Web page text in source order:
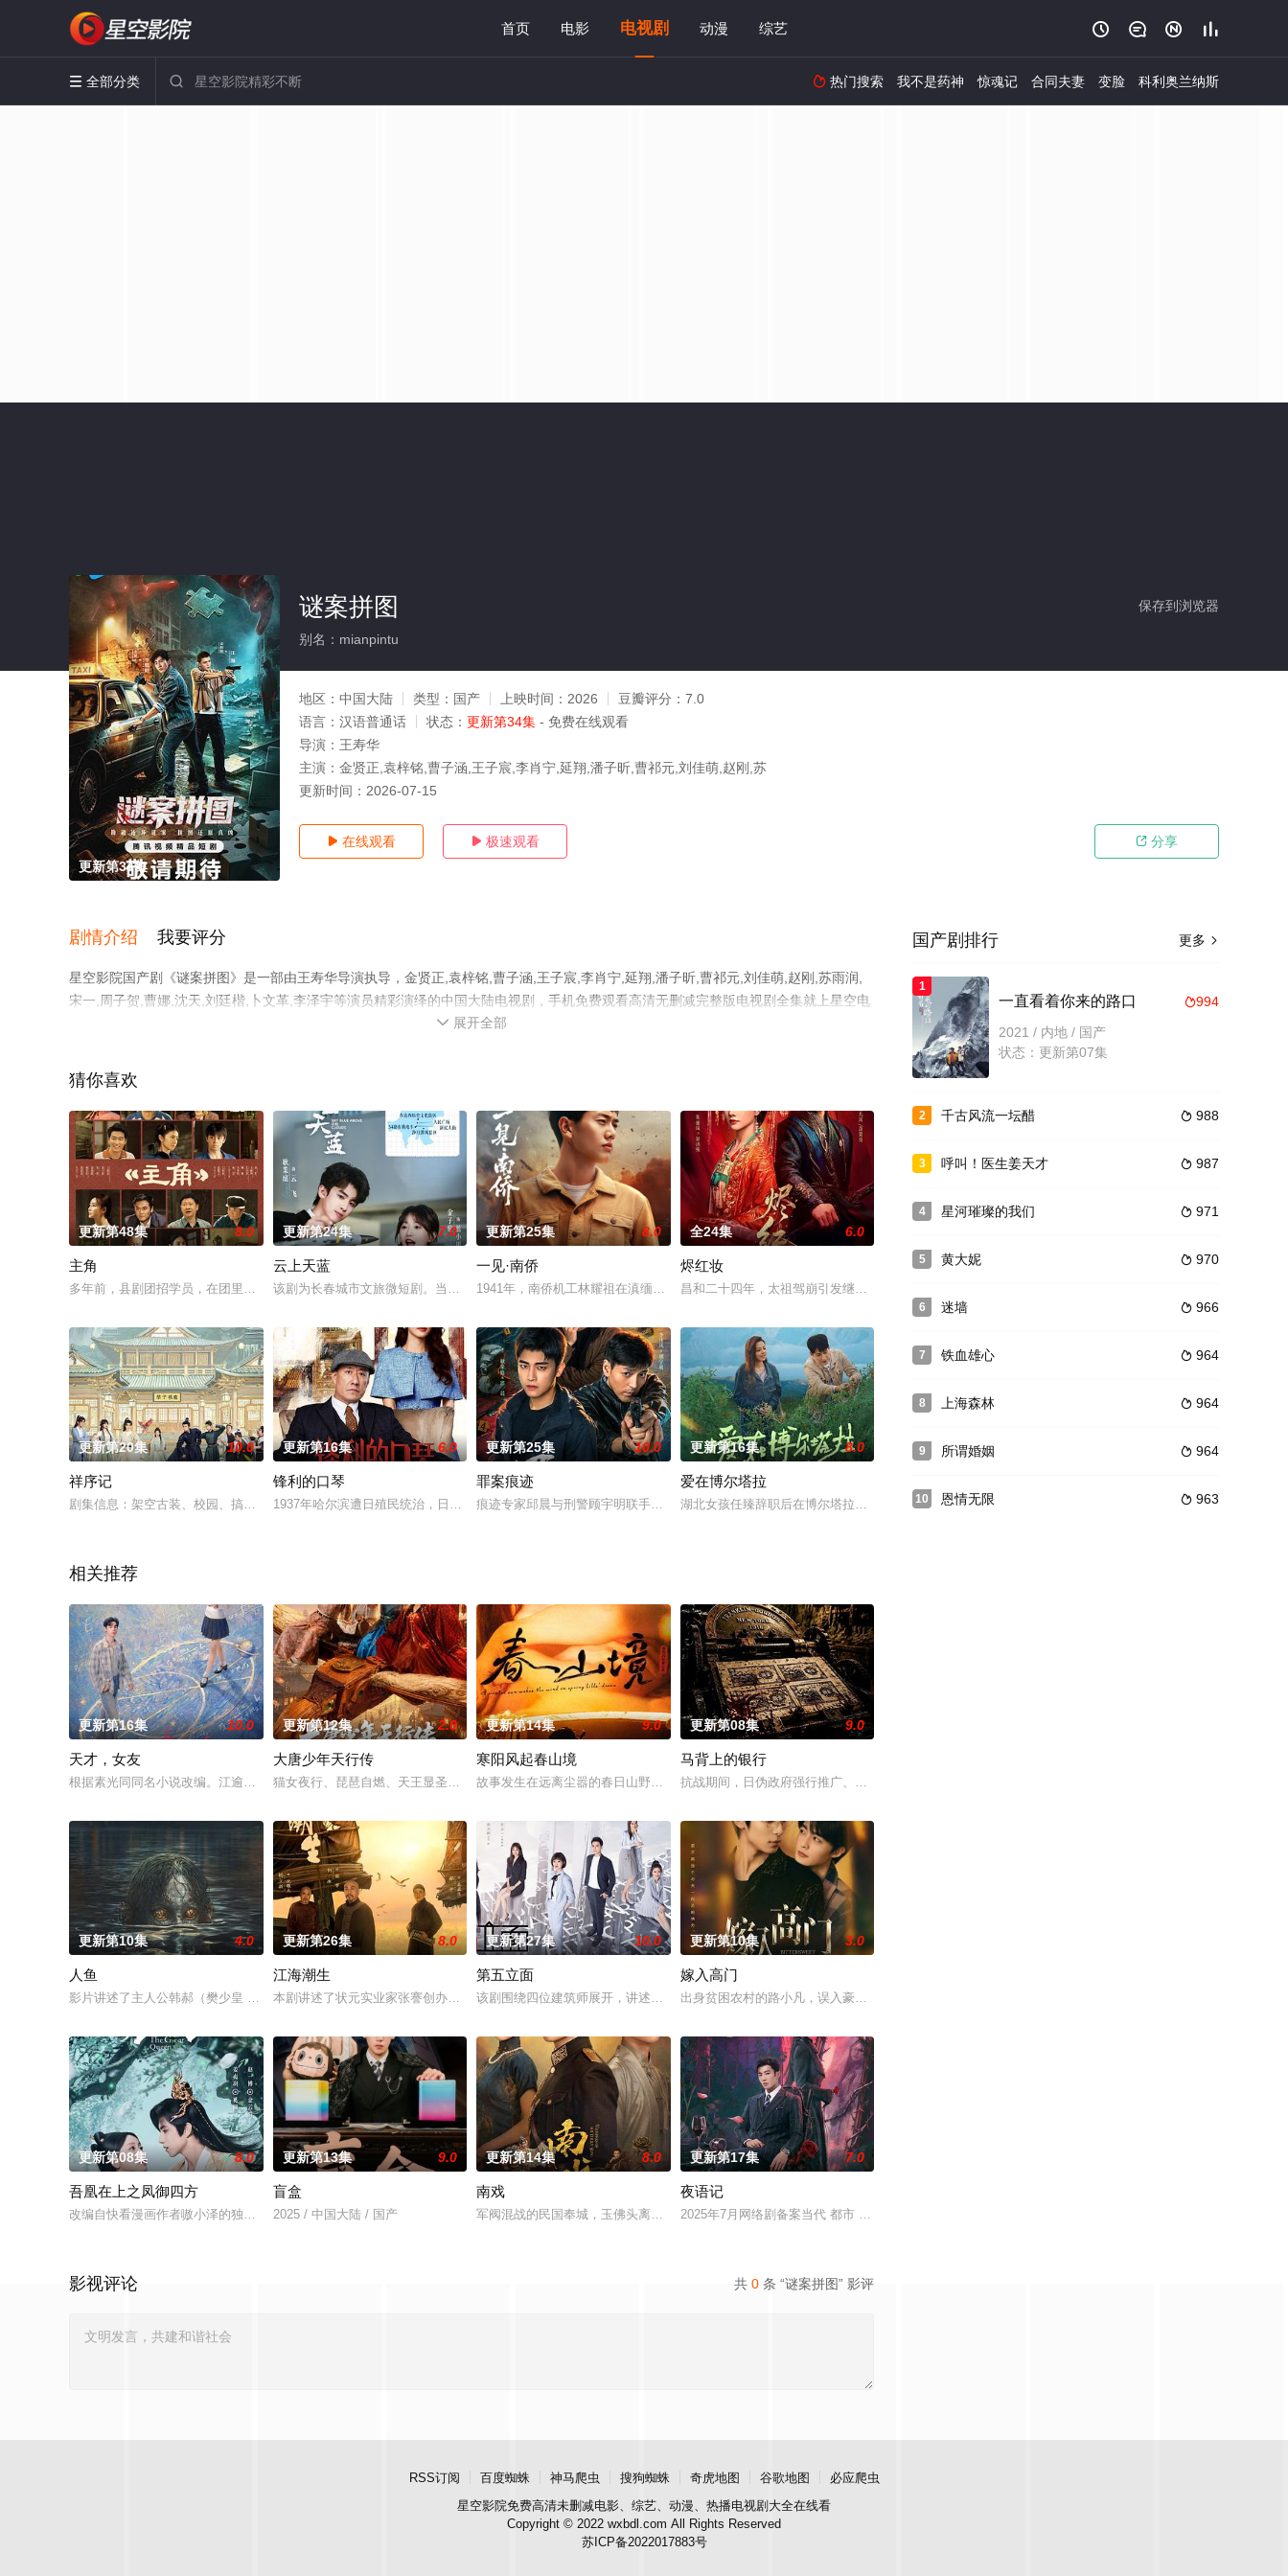
首页 电影 电视剧 动漫 综艺    
 全部分类   热门搜索 我不是药神 惊魂记 合同夫妻 变脸 科利奥兰纳斯
更新第34集
保存到浏览器
谜案拼图
别名：mianpintu
地区： 中国大陆 类型： 国产 上映时间： 2026 豆瓣评分： 7.0
语言： 汉语普通话 状态： 更新第34集 - 免费在线观看
导演： 王寿华
主演： 金贤正,袁梓铭,曹子涵,王子宸,李肖宁,延翔,潘子昕,曹祁元,刘佳萌,赵刚,苏
更新时间： 2026-07-15
 在线观看  极速观看  分享
剧情介绍 我要评分
星空影院国产剧《谜案拼图》是一部由王寿华导演执导，金贤正,袁梓铭,曹子涵,王子宸,李肖宁,延翔,潘子昕,曹祁元,刘佳萌,赵刚,苏雨润,
宋一,周子贺,曹娜,沈天,刘廷楷,卜文革,李泽宇等演员精彩演绎的中国大陆电视剧，手机免费观看高清无删减完整版电视剧全集就上星空电
影网，更多相关信息可移步至豆瓣电视剧、电视猫或剧情网等平台了解。
 展开全部
猜你喜欢
更新第48集 8.0
主角
多年前，县剧团招学员，在团里任司鼓的胡三元（张嘉益 饰）替外甥女报名，将年少的她改名易秦娥（刘浩存 饰）从家乡带出来学
更新第24集 7.0
云上天蓝
该剧为长春城市文旅微短剧。当年奇怪分手的蓝小川（金子璇 饰）与云飞（耿业庭 饰）在航空展重逢，却发现双方父母正在秘密黄
更新第25集 8.0
一见·南侨
1941年，南侨机工林耀祖在滇缅公路遇到日军轰炸，意外穿越至2025年的现代都市，他因与现代人不同的言行与家国执念引发
全24集 6.0
烬红妆
昌和二十四年，太祖驾崩引发继位之争。晏清殊遭人陷害被退婚，在家破人亡之际被萧景炎所救。二人结盟回
更新第20集 10.0
祥序记
剧集信息：架空古装、校园、搞笑剧集规格：12分钟/20集拍摄周期：20天播出平台：芒果tv出品方：芒果tv、大芒剧场联
更新第16集 6.0
锋利的口琴
1937年哈尔滨遭日殖民统治，日伪残酷围剿抗日力量。哈尔滨口琴社实为中共地下情报据点，秦娜带领社员以演奏为掩护，秘密传
更新第25集 10.0
罪案痕迹
痕迹专家邱晨与刑警顾宇明联手侦破五桩离奇案件，从丈夫离奇死亡到痕迹清道夫，揭开一桩桩人性悲剧。随着调查深入，邱晨惊觉所
更新第16集 8.0
爱在博尔塔拉
湖北女孩任臻辞职后在博尔塔拉散心，与基层干部焦力相遇。在共同的恩师尹长英的指引下，任臻决定帮助焦
相关推荐
更新第16集 10.0
天才，女友
根据素光同同名小说改编。江逾白长大以后，林知夏忽然对他说：“江逾白，我喜欢你，哲学和生物学意义上的喜欢。”那个夜晚，他
更新第12集 2.0
大唐少年天行传
猫女夜行、琵琶自燃、天王显圣、少年失踪......长安怪事扎堆？少年神探慕天行携竹马神探社成员横扫诡事，从市井少年到长
更新第14集 9.0
寒阳风起春山境
故事发生在远离尘嚣的春日山野，两个孤独的人因机缘巧合相遇。一人背负过往伤痕，避世居于深山；一人心怀迷茫，于旅途中误入这
更新第08集 9.0
马背上的银行
抗战期间，日伪政府强行推广、使用由“中国准备银行”发行的伪钞货币。根据党中央指示，高景波、徐邵梁、
更新第10集 4.0
人鱼
影片讲述了主人公韩郝（樊少皇 饰）为了营救意外被困秘密实验室的儿子，勇往直前与不明生物“人鱼”斗智斗勇，凭借着坚韧的信
更新第26集 8.0
江海潮生
本剧讲述了状元实业家张謇创办大生企业，实业报国的故事。甲午战争后，国家蒙羞，张謇虽高中状元，却渴望寻求强国之路。他毅然
更新第27集 10.0
第五立面
该剧围绕四位建筑师展开，讲述了他们在中意合作项目中面对专业挑战与境外竞争，通过创新实践实现本土设计理念突破的故事。
更新第10集 3.0
嫁入高门
出身贫困农村的路小凡，误入豪门，成为京城高官家族的入赘女婿。原以为这场婚姻能改变人生，却发现自己
更新第08集 8.0
吾凰在上之凤御四方
改编自快看漫画作者嗷小泽的独家连载漫画《吾凰在上》。现代少女奚圆（姜贞羽 饰）因意外踏入玄机界，继而卷入虎云国内乱的漩
更新第13集 9.0
盲盒
2025 / 中国大陆 / 国产
更新第14集 8.0
南戏
军阀混战的民国奉城，玉佛头离奇失窃，戏班主横尸戏台，将冷血少帅许又安与昆曲名伶荣筱楠推向不死不休的对立绝境。而他们不知
更新第17集 7.0
夜语记
2025年7月网络剧备案当代 都市 海南越酷文化传媒有限公司
共 0 条 “谜案拼图” 影评
影视评论
更多 
国产剧排行
1
994
一直看着你来的路口
2021 / 内地 / 国产
状态：更新第07集
2  988
千古风流一坛醋
3  987
呼叫！医生姜天才
4  971
星河璀璨的我们
5  970
黄大妮
6  966
迷墙
7  964
铁血雄心
8  964
上海森林
9  964
所谓婚姻
10  963
恩情无限
RSS订阅 百度蜘蛛 神马爬虫 搜狗蜘蛛 奇虎地图 谷歌地图
必应爬虫
星空影院免费高清未删减电影、综艺、动漫、热播电视剧大全在线看
Copyright © 2022 wxbdl.com All Rights Reserved
苏ICP备2022017883号